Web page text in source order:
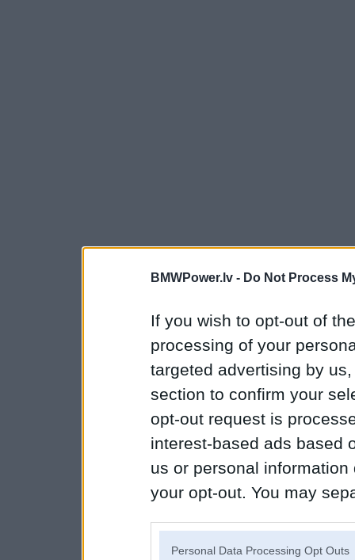
BMWPower.lv - Do Not Process
If you wish to opt-out of
processing of your
targeted advertising by
section to confirm your
opt-out request is
interest-based ads based
us or personal
your opt-out. You may
Personal Data Processing Opt Outs